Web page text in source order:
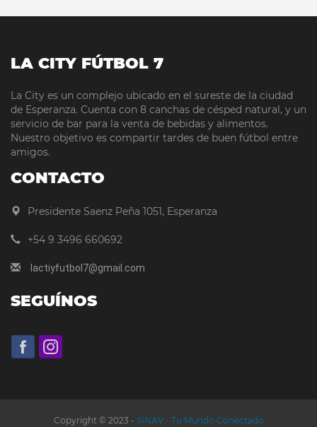
LA CITY FÚTBOL 7
La City es un complejo ubicado en el sureste de la ciudad
de Esperanza. Cuenta con 8 canchas de césped natural, y un
servicio de bar para la venta de bebidas y alimentos.
Nuestro objetivo es compartir tardes de buen fútbol entre
amigos.
CONTACTO
Presidente Saenz Peña 1051, Esperanza
+54 9 3496 660692
lactiyfutbol7@gmail.com
SEGUÍNOS
Copyright © 2023 - SINAV - Tu Mundo Conectado